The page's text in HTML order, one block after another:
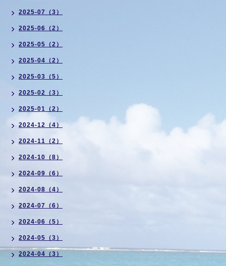
2025-07（3）
2025-06（2）
2025-05（2）
2025-04（2）
2025-03（5）
2025-02（3）
2025-01（2）
2024-12（4）
2024-11（2）
2024-10（8）
2024-09（6）
2024-08（4）
2024-07（6）
2024-06（5）
2024-05（3）
2024-04（3）